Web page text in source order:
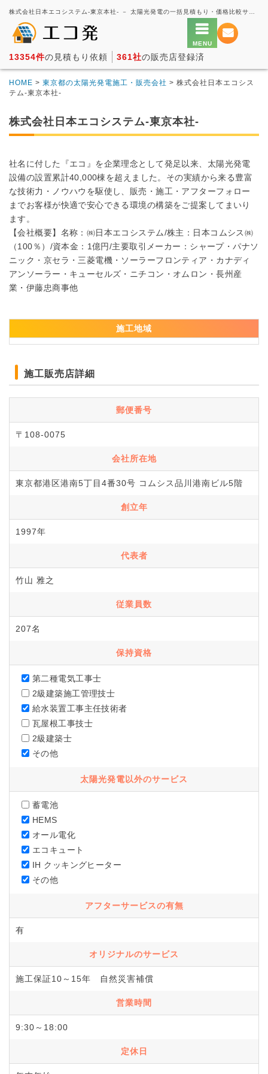
13354件の見積もり依頼 361社の販売店登録済
HOME > 東京都の太陽光発電施工・販売会社 > 株式会社日本エコシス
テム-東京本社-
株式会社日本エコシステム-東京本社-
社名に付した『エコ』を企業理念として発足以来、太陽光発電
設備の設置累計40,000棟を超えました。その実績から来る豊富
な技術力・ノウハウを駆使し、販売・施工・アフターフォロー
までお客様が快適で安心できる環境の構築をご提案してまいり
ます。
【会社概要】名称：㈱日本エコシステム/株主：日本コムシス㈱
（100％）/資本金：1億円/主要取引メーカー：シャープ・パナソ
ニック・京セラ・三菱電機・ソーラーフロンティア・カナディ
アンソーラー・キューセルズ・ニチコン・オムロン・長州産
業・伊藤忠商事他
施工地域
施工販売店詳細
郵便番号
〒108-0075
会社所在地
東京都港区港南5丁目4番30号 コムシス品川港南ビル5階
創立年
1997年
代表者
竹山 雅之
従業員数
207名
保持資格
第二種電気工事士
2級建築施工管理技士
給水装置工事主任技術者
瓦屋根工事技士
2級建築士
その他
太陽光発電以外のサービス
蓄電池
HEMS
オール電化
エコキュート
IH クッキングヒーター
その他
アフターサービスの有無
有
オリジナルのサービス
施工保証10～15年 自然災害補償
営業時間
9:30～18:00
定休日